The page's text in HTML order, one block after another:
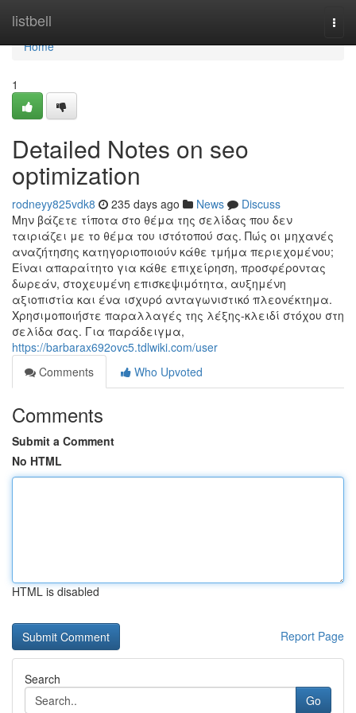
listbell
Home
Home
1
Detailed Notes on seo
optimization
rodneyy825vdk8 235 days ago News
Discuss
Μην βάζετε τίποτα στο θέμα της σελίδας που δεν
ταιριάζει με το θέμα του ιστότοπού σας. Πώς οι μηχανές
αναζήτησης κατηγοριοποιούν κάθε τμήμα περιεχομένου;
Είναι απαραίτητο για κάθε επιχείρηση, προσφέροντας
δωρεάν, στοχευμένη επισκεψιμότητα, αυξημένη
αξιοπιστία και ένα ισχυρό ανταγωνιστικό πλεονέκτημα.
Χρησιμοποιήστε παραλλαγές της λέξης-κλειδί στόχου στη
σελίδα σας. Για παράδειγμα,
https://barbarax692ovc5.tdlwiki.com/user
Comments
Who Upvoted
Comments
Submit a Comment
No HTML
HTML is disabled
Report Page
Search
Go